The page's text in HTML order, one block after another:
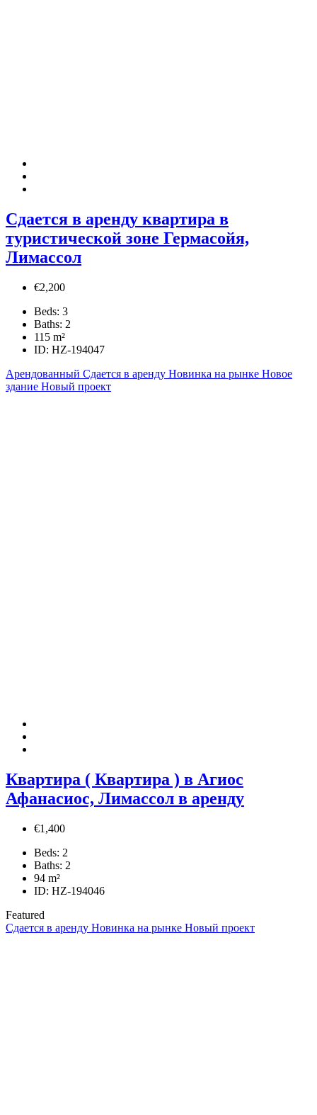
Сдается в аренду квартира в
туристической зоне Гермасойя,
Лимассол
€2,200
Beds: 3
Baths: 2
115 m²
ID: HZ-194047
Арендованный Сдается в аренду Новинка на рынке Новое
здание Новый проект
Квартира ( Квартира ) в Агиос
Афанасиос, Лимассол в аренду
€1,400
Beds: 2
Baths: 2
94 m²
ID: HZ-194046
Featured
Сдается в аренду Новинка на рынке Новый проект